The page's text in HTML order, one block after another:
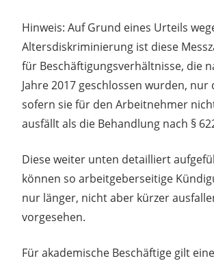
Hinweis: Auf Grund eines Urteils
Altersdiskriminierung ist diese
für Beschäftigungsverhältnisse, die
Jahre 2017 geschlossen wurden, nur
sofern sie für den Arbeitnehmer
ausfällt als die Behandlung nach §
Diese weiter unten detailliert
können so arbeitgeberseitige
nur länger, nicht aber kürzer
vorgesehen.
Für akademische Beschäftige gilt eine